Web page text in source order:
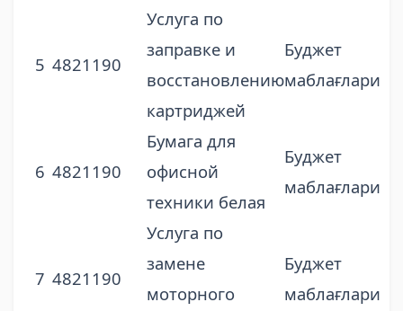
5 4821190
Услуга по
заправке и
восстановлению
картриджей
Буджет
маблағлари
6 4821190
Бумага для
офисной
техники белая
Буджет
маблағлари
7 4821190
Услуга по
замене
моторного
Буджет
маблағлари